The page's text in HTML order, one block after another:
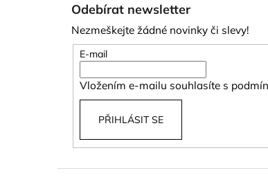
Odebírat newsletter
Nezmeškejte žádné novinky či slevy!
E-mail
Vložením e-mailu souhlasíte s
PŘIHLÁSIT SE